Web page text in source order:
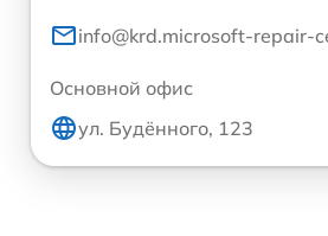
info@krd.microsoft-repair-
Основной офис
ул. Будённого, 123